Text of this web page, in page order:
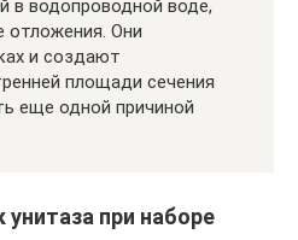
в водопроводной воде,
отложения. Они
и создают
площади сечения
еще одной причиной
при наборе